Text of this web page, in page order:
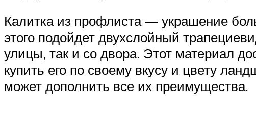
Калитка из профлиста — украшение
этого подойдет двухслойный
улицы, так и со двора. Этот материал
купить его по своему вкусу и цвету
может дополнить все их преимущества.